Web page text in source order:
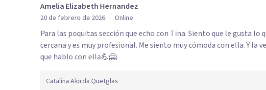
Amelia Elizabeth Hernandez
20 de febrero de 2026 · Online
Para las poquitas sección que echo con Tina. Siento que le gusta lo
cercana y es muy profesional. Me siento muy cómoda con ella. Y la
que hablo con ella💪🤗
Catalina Alorda Quetglas